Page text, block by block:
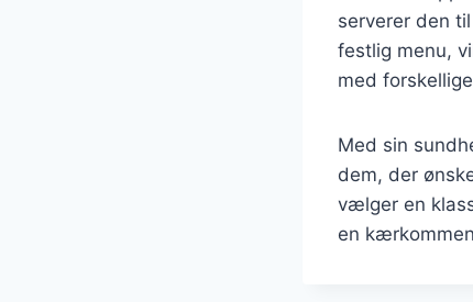
serverer den
festlig menu,
med
Med sin
dem, der
vælger en
en